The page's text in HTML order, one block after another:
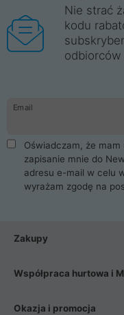
Nie strać
kodu
Email
Oświadczam, że
zapisanie mnie do
adresu e-mail w celu
wyrażam zgodę na
Zakupy
Współpraca hurtowa i
Okazja i promocja